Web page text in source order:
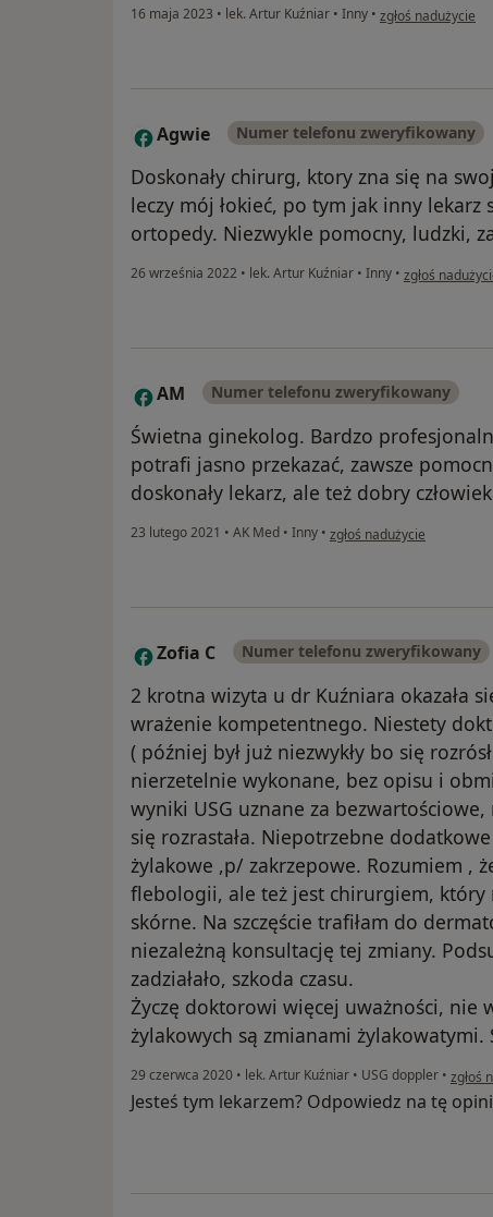
16 maja 2023 • lek. Artur Kuźniar • Inny • w opinii
zgłoś nadużycie
A Agwie Numer telefonu zweryfikowany
Doskonały chirurg, ktory zna się na
leczy mój łokieć, po tym jak inny
ortopedy. Niezwykle pomocny, ludzki,
26 września 2022 • lek. Artur Kuźniar • Inny • w opinii
zgłoś
A AM Numer telefonu zweryfikowany
Świetna ginekolog. Bardzo
potrafi jasno przekazać, zawsze
doskonały lekarz, ale też dobry
23 lutego 2021 • AK Med • Inny • w opinii użytkownika AM
zgłoś nadużycie
Z Zofia C Numer telefonu zweryfikowany
2 krotna wizyta u dr Kuźniara okazała
wrażenie kompetentnego. Niestety
( później był już niezwykły bo się
nierzetelnie wykonane, bez opisu i
wyniki USG uznane za
się rozrastała. Niepotrzebne
żylakowe ,p/ zakrzepowe. Rozumiem ,
flebologii, ale też jest chirurgiem, który
skórne. Na szczęście trafiłam do
niezależną konsultację tej zmiany.
zadziałało, szkoda czasu.
Życzę doktorowi więcej uważności, nie
żylakowych są zmianami żylakowatymi.
29 czerwca 2020 • lek. Artur Kuźniar • USG doppler • w
zgłoś
Jesteś tym lekarzem? Odpowiedz na tę